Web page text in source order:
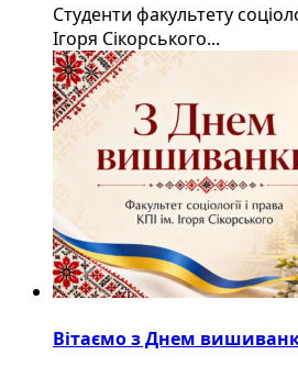
Студенти факультету
Ігоря Сікорського...
Вітаємо з Днем